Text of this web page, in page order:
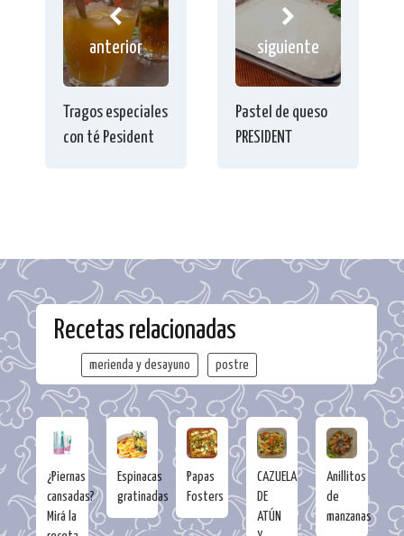
anterior
Tragos especiales
con té Pesident
siguiente
Pastel de queso
PRESIDENT
Recetas relacionadas
merienda y desayuno postre
¿Piernas
cansadas?
Mirá la
Espinacas
gratinadas
Papas
Fosters
CAZUELA
DE
ATÚN
Anillitos
de
manzanas